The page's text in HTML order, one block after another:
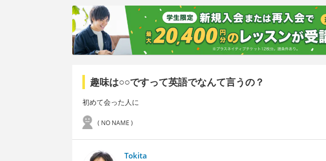
趣味は○○ですって英語でなんて言うの？
初めて会った人に
( NO NAME )
Tokita